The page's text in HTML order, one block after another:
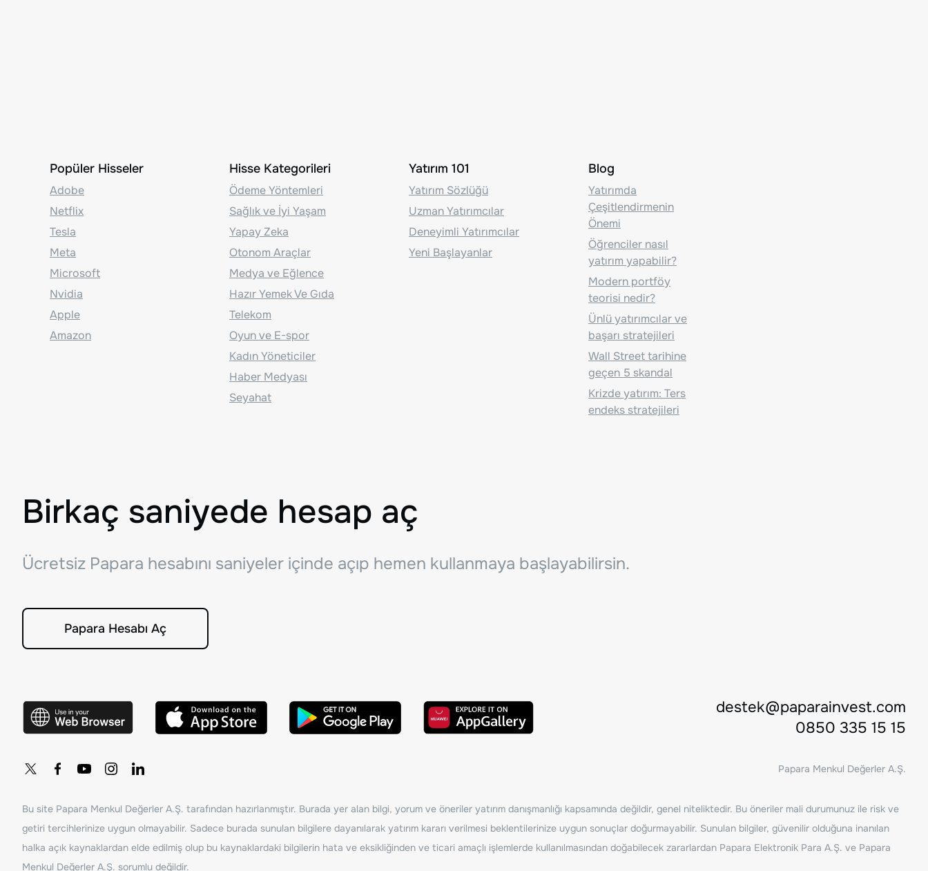
Popüler Hisseler
Adobe
Netflix
Tesla
Meta
Microsoft
Nvidia
Apple
Amazon
Hisse Kategorileri
Ödeme Yöntemleri
Sağlık ve İyi Yaşam
Yapay Zeka
Otonom Araçlar
Medya ve Eğlence
Hazır Yemek Ve Gıda
Telekom
Oyun ve E-spor
Kadın Yöneticiler
Haber Medyası
Seyahat
Yatırım 101
Yatırım Sözlüğü
Uzman Yatırımcılar
Deneyimli Yatırımcılar
Yeni Başlayanlar
Blog
Yatırımda
Çeşitlendirmenin
Önemi
Öğrenciler nasıl
yatırım yapabilir?
Modern portföy
teorisi nedir?
Ünlü yatırımcılar ve
başarı stratejileri
Wall Street tarihine
geçen 5 skandal
Krizde yatırım: Ters
endeks stratejileri
Birkaç saniyede hesap aç
Ücretsiz Papara hesabını saniyeler içinde açıp hemen kullanmaya başlayabilirsin.
Papara Hesabı Aç
destek@paparainvest.com
0850 335 15 15
Papara Menkul Değerler A.Ş.
Bu site Papara Menkul Değerler A.Ş. tarafından hazırlanmıştır. Burada yer alan bilgi, yorum ve öneriler yatırım danışmanlığı kapsamında değildir, genel niteliktedir. Bu öneriler mali durumunuz ile risk ve
getiri tercihlerinize uygun olmayabilir. Sadece burada sunulan bilgilere dayanılarak yatırım kararı verilmesi beklentilerinize uygun sonuçlar doğurmayabilir. Sunulan bilgiler, güvenilir olduğuna inanılan
halka açık kaynaklardan elde edilmiş olup bu kaynaklardaki bilgilerin hata ve eksikliğinden ve ticari amaçlı işlemlerde kullanılmasından doğabilecek zararlardan Papara Elektronik Para A.Ş. ve Papara
Menkul Değerler A.Ş. sorumlu değildir.